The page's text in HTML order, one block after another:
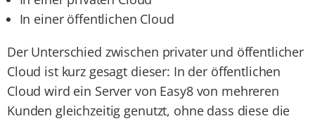
In einer öffentlichen Cloud
Der Unterschied zwischen privater und öffentlicher
Cloud ist kurz gesagt dieser: In der öffentlichen
Cloud wird ein Server von Easy8 von mehreren
Kunden gleichzeitig genutzt, ohne dass diese die